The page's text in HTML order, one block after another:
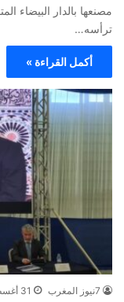
ترأسه…
أكمل القراءة »
7نيوز المغرب 31 أغسطس، 2021